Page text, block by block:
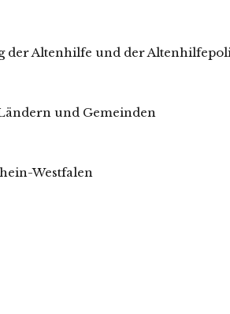
der Altenhilfe und der
und Gemeinden
Westfalen